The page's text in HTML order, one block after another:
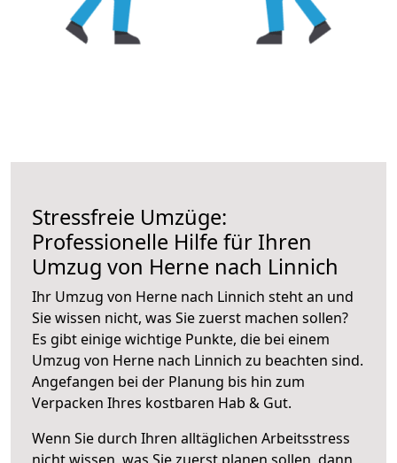
Stressfreie Umzüge:
Professionelle Hilfe für Ihren
Umzug von Herne nach Linnich
Ihr Umzug von Herne nach Linnich steht an und
Sie wissen nicht, was Sie zuerst machen sollen?
Es gibt einige wichtige Punkte, die bei einem
Umzug von Herne nach Linnich zu beachten sind.
Angefangen bei der Planung bis hin zum
Verpacken Ihres kostbaren Hab & Gut.
Wenn Sie durch Ihren alltäglichen Arbeitsstress